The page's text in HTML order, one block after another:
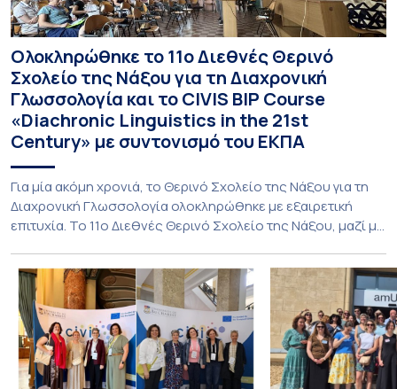
Ολοκληρώθηκε το 11ο Διεθνές Θερινό
Σχολείο της Νάξου για τη Διαχρονική
Γλωσσολογία και το CIVIS BIP Course
«Diachronic Linguistics in the 21st
Century» με συντονισμό του ΕΚΠΑ
Για μία ακόμη χρονιά, το Θερινό Σχολείο της Νάξου για τη
Διαχρονική Γλωσσολογία ολοκληρώθηκε με εξαιρετική
επιτυχία. Το 11ο Διεθνές Θερινό Σχολείο της Νάξου, μαζί με
Linguistics in the 21st Century», διεξήχθη από τις 19 έως τις
25 Ιουλίου 2026 στο ιστορικό κτίριο της πρώην σχολής […]